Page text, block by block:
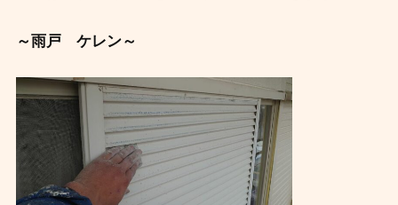
～雨戸 ケレン～